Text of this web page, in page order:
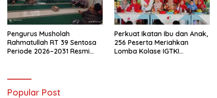
Pengurus Musholah
Rahmatullah RT 39 Sentosa
Periode 2026–2031 Resmi
Perkuat Ikatan Ibu dan Anak,
256 Peserta Meriahkan
Lomba Kolase IGTKI
Popular Post